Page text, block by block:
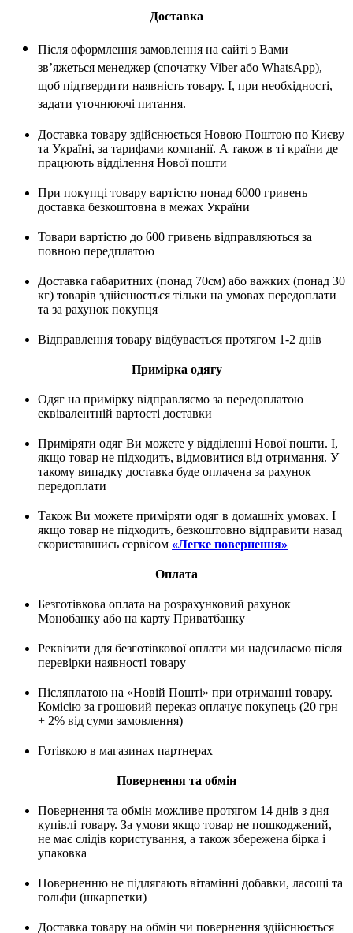
Доставка
Після оформлення замовлення на сайті з Вами
зв’яжеться менеджер (спочатку Viber або WhatsApp),
щоб підтвердити наявність товару. І, при необхідності,
задати уточнюючі питання.
Доставка товару здійснюється Новою Поштою по Києву
та Україні, за тарифами компанії. А також в ті країни де
працюють відділення Нової пошти
При покупці товару вартістю понад 6000 гривень
доставка безкоштовна в межах України
Товари вартістю до 600 гривень відправляються за
повною передплатою
Доставка габаритних (понад 70см) або важких (понад 30
кг) товарів здійснюється тільки на умовах передоплати
та за рахунок покупця
Відправлення товару відбувається протягом 1-2 днів
Примірка одягу
Одяг на примірку відправляємо за передоплатою
еквівалентній вартості доставки
Приміряти одяг Ви можете у відділенні Нової пошти. І,
якщо товар не підходить, відмовитися від отримання. У
такому випадку доставка буде оплачена за рахунок
передоплати
Також Ви можете приміряти одяг в домашніх умовах. І
якщо товар не підходить, безкоштовно відправити назад
скориставшись сервісом «Легке повернення»
Оплата
Безготівкова оплата на розрахунковий рахунок
Монобанку або на карту Приватбанку
Реквізити для безготівкової оплати ми надсилаємо після
перевірки наявності товару
Післяплатою на «Новій Пошті» при отриманні товару.
Комісію за грошовий переказ оплачує покупець (20 грн
+ 2% від суми замовлення)
Готівкою в магазинах партнерах
Повернення та обмін
Повернення та обмін можливе протягом 14 днів з дня
купівлі товару. За умови якщо товар не пошкоджений,
не має слідів користування, а також збережена бірка і
упаковка
Поверненню не підлягають вітамінні добавки, ласощі та
гольфи (шкарпетки)
Доставка товару на обмін чи повернення здійснюється